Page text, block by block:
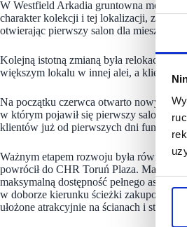
W Westfield Arkadia gruntowna
charakter kolekcji i tej lokalizacji, zaś z
otwierając pierwszy salon dla
Kolejną istotną zmianą była relokacja
większym lokalu w innej alei, a klienci
Na początku czerwca otwarto nowy
w którym pojawił się pierwszy salon
klientów już od pierwszych dni
Ważnym etapem rozwoju była również
powrócił do CHR Toruń Plaza. Marka
maksymalną dostępność pełnego
w doborze kierunku ścieżki zakupowej,
ułożone atrakcyjnie na ścianach i stołach.